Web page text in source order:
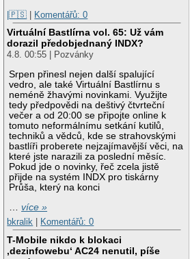
|🇵🇸 | Komentářů: 0
Virtuální Bastlírna vol. 65: Už vám
dorazil předobjednaný INDX?
4.8. 00:55 | Pozvánky
Srpen přinesl nejen další spalující
vedro, ale také Virtuální Bastlírnu s
neméně žhavými novinkami. Využijte
tedy předpovědi na deštivý čtvrteční
večer a od 20:00 se připojte online k
tomuto neformálnímu setkání kutilů,
techniků a vědců, kde se strahovskými
bastlíři proberete nejzajímavější věci, na
které jste narazili za poslední měsíc.
Pokud jde o novinky, řeč zcela jistě
přijde na systém INDX pro tiskárny
Průša, který na konci
…více »
bkralik
Komentářů: 0
T-Mobile nikdo k blokaci
‚dezinfowebu‘ AC24 nenutil, píše